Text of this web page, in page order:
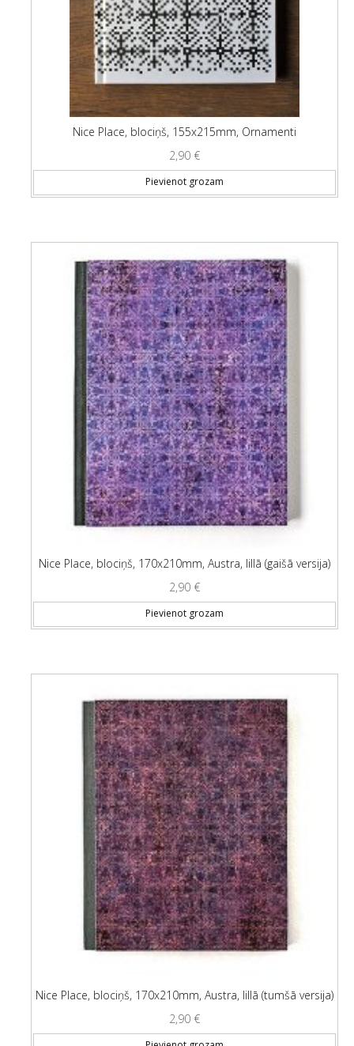
Nice Place, blociņš, 155x215mm, Ornamenti
2,90 €
Pievienot grozam
Nice Place, blociņš, 170x210mm, Austra, lillā (gaišā versija)
2,90 €
Pievienot grozam
Nice Place, blociņš, 170x210mm, Austra, lillā (tumšā versija)
2,90 €